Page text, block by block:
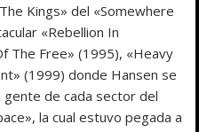
Kings» del «Somewhere
«Rebellion In
The Free» (1995), «Heavy
(1999) donde Hansen se
gente de cada sector del
la cual estuvo pegada a